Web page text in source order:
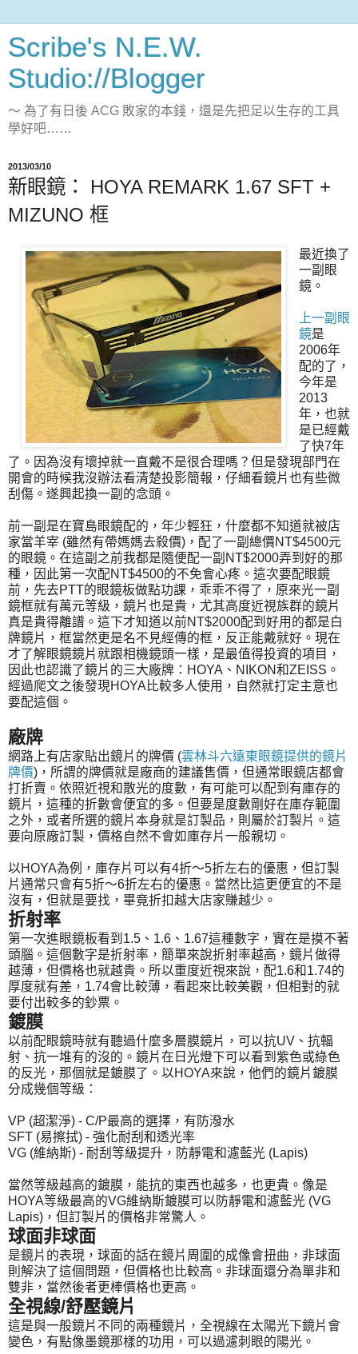
Scribe's N.E.W.
Studio://Blogger
～ 為了有日後 ACG 敗家的本錢，還是先把足以生存的工具
學好吧……
2013/03/10
新眼鏡： HOYA REMARK 1.67 SFT +
MIZUNO 框
最近換了
一副眼
鏡。
上一副眼
鏡是
2006年
配的了，
今年是
2013
年，也就
是已經戴
了快7年
了。因為沒有壞掉就一直戴不是很合理嗎？但是發現部門在
開會的時候我沒辦法看清楚投影簡報，仔細看鏡片也有些微
刮傷。遂興起換一副的念頭。
前一副是在寶島眼鏡配的，年少輕狂，什麼都不知道就被店
家當羊宰 (雖然有帶媽媽去殺價)，配了一副總價NT$4500元
的眼鏡。在這副之前我都是隨便配一副NT$2000弄到好的那
種，因此第一次配NT$4500的不免會心疼。這次要配眼鏡
前，先去PTT的眼鏡板做點功課，乖乖不得了，原來光一副
鏡框就有萬元等級，鏡片也是貴，尤其高度近視族群的鏡片
真是貴得離譜。這下才知道以前NT$2000配到好用的都是白
牌鏡片，框當然更是名不見經傳的框，反正能戴就好。現在
才了解眼鏡鏡片就跟相機鏡頭一樣，是最值得投資的項目，
因此也認識了鏡片的三大廠牌：HOYA、NIKON和ZEISS。
經過爬文之後發現HOYA比較多人使用，自然就打定主意也
要配這個。
廠牌
網路上有店家貼出鏡片的牌價 (雲林斗六遠東眼鏡提供的鏡片
牌價)，所謂的牌價就是廠商的建議售價，但通常眼鏡店都會
打折賣。依照近視和散光的度數，有可能可以配到有庫存的
鏡片，這種的折數會便宜的多。但要是度數剛好在庫存範圍
之外，或者所選的鏡片本身就是訂製品，則屬於訂製片。這
要向原廠訂製，價格自然不會如庫存片一般親切。
以HOYA為例，庫存片可以有4折～5折左右的優惠，但訂製
片通常只會有5折～6折左右的優惠。當然比這更便宜的不是
沒有，但就是要找，畢竟折扣越大店家賺越少。
折射率
第一次進眼鏡板看到1.5、1.6、1.67這種數字，實在是摸不著
頭腦。這個數字是折射率，簡單來說折射率越高，鏡片做得
越薄，但價格也就越貴。所以重度近視來說，配1.6和1.74的
厚度就有差，1.74會比較薄，看起來比較美觀，但相對的就
要付出較多的鈔票。
鍍膜
以前配眼鏡時就有聽過什麼多層膜鏡片，可以抗UV、抗輻
射、抗一堆有的沒的。鏡片在日光燈下可以看到紫色或綠色
的反光，那個就是鍍膜了。以HOYA來說，他們的鏡片鍍膜
分成幾個等級：
VP (超潔淨) - C/P最高的選擇，有防潑水
SFT (易擦拭) - 強化耐刮和透光率
VG (維納斯) - 耐刮等級提升，防靜電和濾藍光 (Lapis)
當然等級越高的鍍膜，能抗的東西也越多，也更貴。像是
HOYA等級最高的VG維納斯鍍膜可以防靜電和濾藍光 (VG
Lapis)，但訂製片的價格非常驚人。
球面非球面
是鏡片的表現，球面的話在鏡片周圍的成像會扭曲，非球面
則解決了這個問題，但價格也比較高。非球面還分為單非和
雙非，當然後者更棒價格也更高。
全視線/舒壓鏡片
這是與一般鏡片不同的兩種鏡片，全視線在太陽光下鏡片會
變色，有點像墨鏡那樣的功用，可以過濾刺眼的陽光。